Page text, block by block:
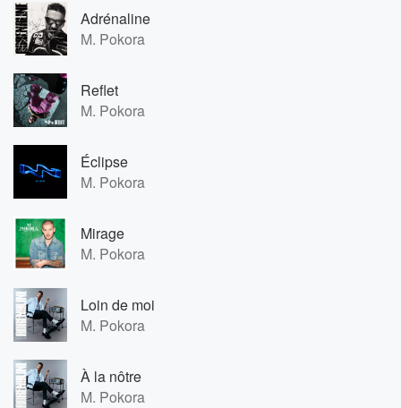
Adrénaline
M. Pokora
Reflet
M. Pokora
Éclipse
M. Pokora
Mirage
M. Pokora
Loin de moi
M. Pokora
À la nôtre
M. Pokora